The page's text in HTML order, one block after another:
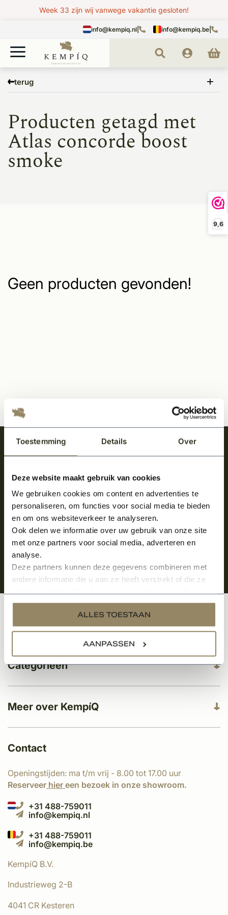
Toestemming Details Over
Deze website maakt gebruik van cookies
We gebruiken cookies om content en advertenties te
personaliseren, om functies voor social media te bieden
en om ons websiteverkeer te analyseren.
Ook delen we informatie over uw gebruik van onze site
met onze partners voor social media, adverteren en
analyse.
Deze partners kunnen deze gegevens combineren met
andere informatie die u aan ze heeft verstrekt of die ze
services.
ALLES TOESTAAN
AANPASSEN
9,6
Week 33 zijn wij vanwege vakantie gesloten!
info@kempiq.nl info@kempiq.be
terug
Atlas concorde boost smoke
Producten getagd met
Atlas concorde boost
smoke
Geen producten gevonden!
Meld je aan en ontvang het laatste nieuws
over onze kempische bouwstijl!
Aanmelden voor de nieuwsbrief
Meer over KempíQ
Klantenservice
Categorieën
Contact
Openingstijden: ma t/m vrij - 8.00 tot 17.00 uur
Reserveer hier een bezoek in onze showroom.
+31 488-759011
info@kempiq.nl
+31 488-759011
info@kempiq.be
KempíQ B.V.
Industrieweg 2-B
4041 CR Kesteren